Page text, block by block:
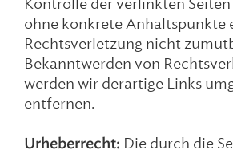
ohne konkrete Anhaltspunkte
Rechtsverletzung nicht
Bekanntwerden von
werden wir derartige Links
entfernen.
Urheberrecht: Die durch die